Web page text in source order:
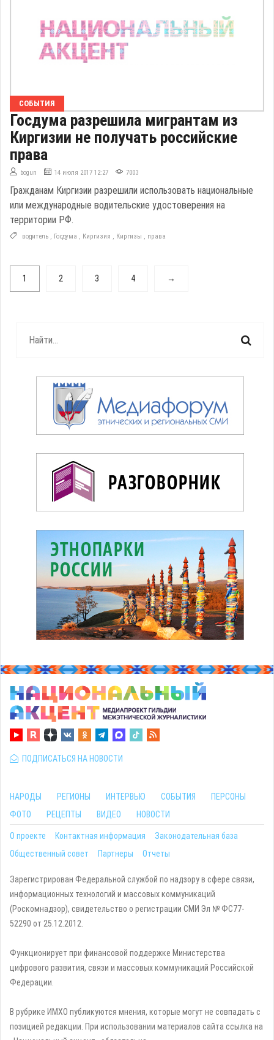
СОБЫТИЯ
Госдума разрешила мигрантам из
Киргизии не получать российские
права
bogun 14 июля 2017 12:27 7003
Гражданам Киргизии разрешили использовать национальные
или международные водительские удостоверения на
территории РФ.
водитель Госдума Киргизия Киргизы права
1 2 3 4 →
ПОДПИСАТЬСЯ НА НОВОСТИ
НАРОДЫ РЕГИОНЫ ИНТЕРВЬЮ СОБЫТИЯ
ПЕРСОНЫ
ФОТО
РЕЦЕПТЫ ВИДЕО НОВОСТИ
О проекте Контактная информация
Законодательная база
Общественный совет
Партнеры Отчеты
Зарегистрирован Федеральной службой по надзору в сфере связи,
информационных технологий и массовых коммуникаций
(Роскомнадзор), свидетельство о регистрации СМИ Эл № ФС77-
52290 от 25.12.2012.
Функционирует при финансовой поддержке Министерства
цифрового развития, связи и массовых коммуникаций Российской
Федерации.
В рубрике ИМХО публикуются мнения, которые могут не совпадать с
позицией редакции. При использовании материалов сайта ссылка на